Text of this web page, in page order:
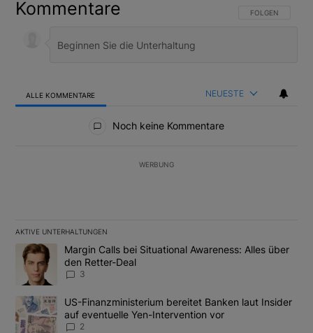
Kommentare FOLGE DIESER
FOLGEN
ALLE KOMMENTARE NEUESTE
Noch keine Kommentare
WERBUNG
AKTIVE UNTERHALTUNGEN
Das Folgende ist eine Liste der am meisten kommentierten
Ein Trendartikel mit dem Titel "Margin Calls bei Situational
Margin Calls bei Situational Awareness: Alles über
den Retter-Deal
3
Ein Trendartikel mit dem Titel "US-Finanzministerium bereitet
US-Finanzministerium bereitet Banken laut Insider
auf eventuelle Yen-Intervention vor
2